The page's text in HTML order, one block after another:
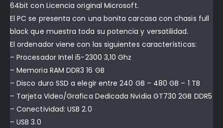
64bit con Licencia original Microsoft.
El PC se presenta con una bonita carcasa con chasis full
black que muestra toda su potencia y versatilidad.
El ordenador viene con las siguientes características:
– Procesador Intel i5-2300 3,10 Ghz
– Memoria RAM DDR3 16 GB
– Disco duro SSD a elegir entre 240 GB – 480 GB – 1 TB
– Tarjeta Video/Grafica Dedicada Nvidia GT730 2GB DDR5
– Conectividad: USB 2.0
– USB 3.0